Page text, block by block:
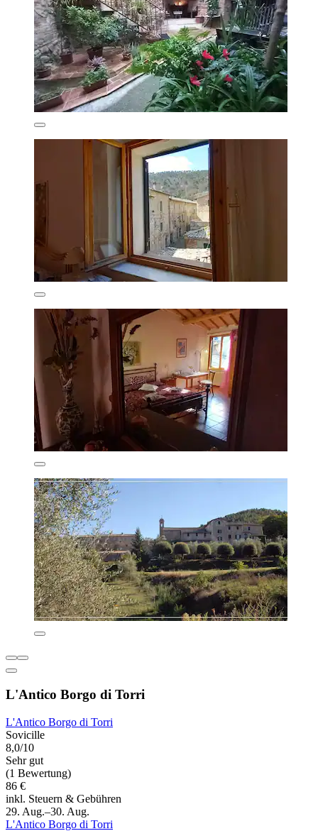
L'Antico Borgo di Torri
L'Antico Borgo di Torri
Sovicille
8,0/10
Sehr gut
(1 Bewertung)
86 €
inkl. Steuern & Gebühren
29. Aug.–30. Aug.
L'Antico Borgo di Torri